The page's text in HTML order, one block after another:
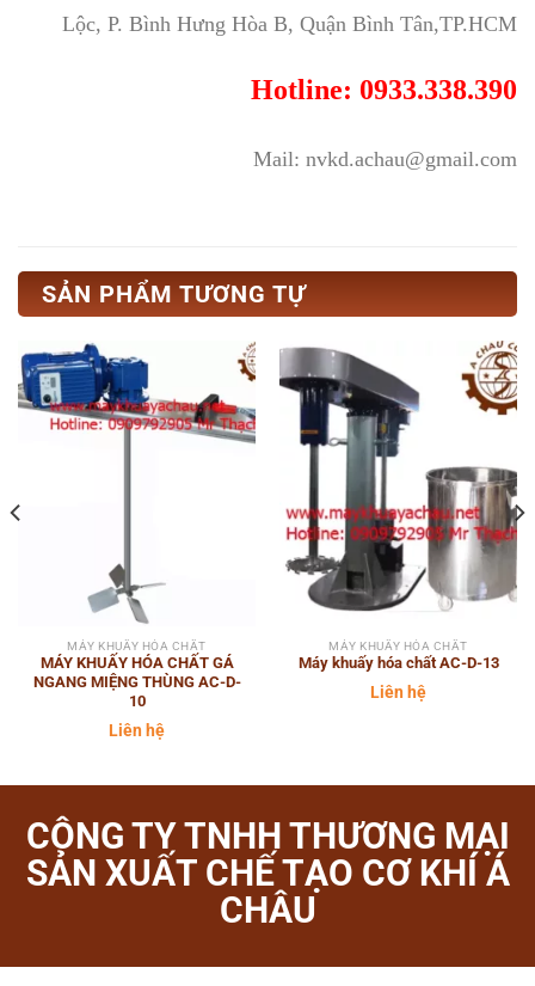
Lộc, P. Bình Hưng Hòa B, Quận Bình Tân,TP.HCM
Hotline: 0933.338.390
Mail: nvkd.achau@gmail.com
SẢN PHẨM TƯƠNG TỰ
MÁY KHUẤY HÓA CHẤT
MÁY KHUẤY HÓA CHẤT GÁ
NGANG MIỆNG THÙNG AC-D-
10
Liên hệ
MÁY KHUẤY HÓA CHẤT
Máy khuấy hóa chất AC-D-13
Liên hệ
CÔNG TY TNHH THƯƠNG MẠI
SẢN XUẤT CHẾ TẠO CƠ KHÍ Á
CHÂU